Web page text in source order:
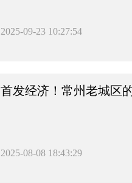
2025-09-23 10:27:54
首发经济！常州老城区
2025-08-08 18:43:29